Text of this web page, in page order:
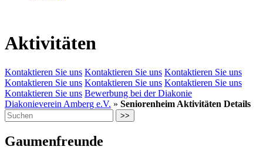
Aktivitäten
Kontaktieren Sie uns Kontaktieren Sie uns Kontaktieren Sie uns
Kontaktieren Sie uns Kontaktieren Sie uns Kontaktieren Sie uns
Kontaktieren Sie uns Bewerbung bei der Diakonie
Diakonieverein Amberg e.V. » Seniorenheim Aktivitäten Details
>>
Gaumenfreunde